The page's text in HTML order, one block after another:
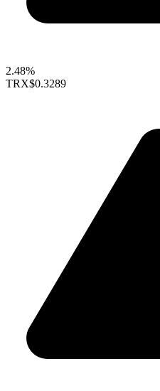
2.48%
TRX$0.3289